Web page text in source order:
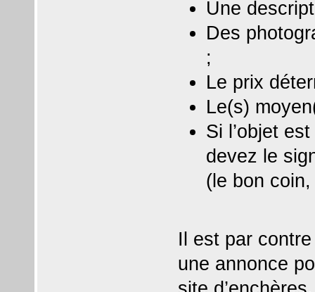
Une
Des
;
Le prix
Le(s)
Si l’objet
devez le
(le bon
Il est par
une annonce